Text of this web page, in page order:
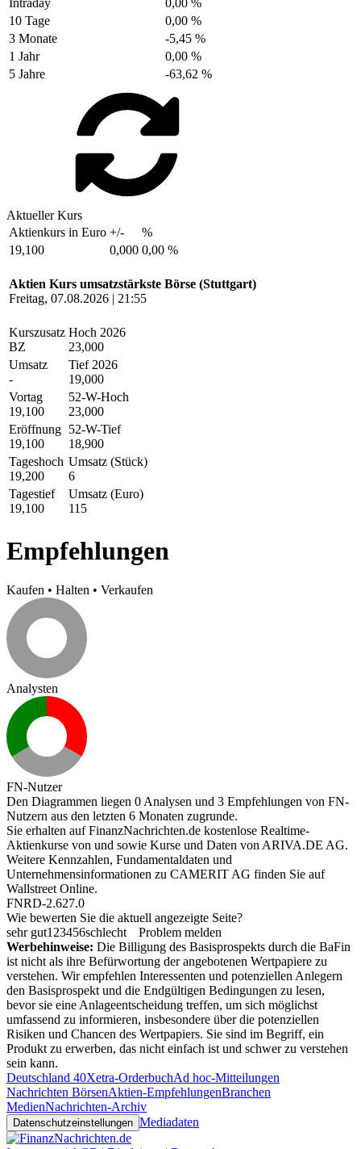
Intraday
0,00 %
10 Tage
0,00 %
3 Monate
-5,45 %
1 Jahr
0,00 %
5 Jahre
-63,62 %
Aktueller Kurs
Aktienkurs in Euro +/-
%
19,100
0,000 0,00 %
Aktien Kurs umsatzstärkste Börse (Stuttgart)
Freitag, 07.08.2026 | 21:55
Kurszusatz
BZ
Hoch 2026
23,000
Umsatz
-
Tief 2026
19,000
Vortag
19,100
52-W-Hoch
23,000
Eröffnung
19,100
52-W-Tief
18,900
Tageshoch
19,200
Umsatz (Stück)
6
Tagestief
19,100
Umsatz (Euro)
115
Empfehlungen
Kaufen • Halten • Verkaufen
Analysten
FN-Nutzer
Den Diagrammen liegen 0 Analysen und 3 Empfehlungen von FN-
Nutzern aus den letzten 6 Monaten zugrunde.
Sie erhalten auf FinanzNachrichten.de kostenlose Realtime-
Aktienkurse von und sowie Kurse und Daten von ARIVA.DE AG.
Weitere Kennzahlen, Fundamentaldaten und
Unternehmensinformationen zu CAMERIT AG finden Sie auf
Wallstreet Online.
FNRD-2.627.0
Wie bewerten Sie die aktuell angezeigte Seite?
sehr gut1 23456schlecht
Problem melden
Werbehinweise: Die Billigung des Basisprospekts durch die BaFin
ist nicht als ihre Befürwortung der angebotenen Wertpapiere zu
verstehen. Wir empfehlen Interessenten und potenziellen Anlegern
den Basisprospekt und die Endgültigen Bedingungen zu lesen,
bevor sie eine Anlageentscheidung treffen, um sich möglichst
umfassend zu informieren, insbesondere über die potenziellen
Risiken und Chancen des Wertpapiers. Sie sind im Begriff, ein
Produkt zu erwerben, das nicht einfach ist und schwer zu verstehen
sein kann.
Deutschland 40Xetra-OrderbuchAd hoc-Mitteilungen
Nachrichten BörsenAktien-EmpfehlungenBranchen
MedienNachrichten-Archiv
Datenschutzeinstellungen Mediadaten